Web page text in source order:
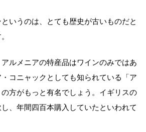
いうのは、とても歴史が古いものだと
ルメニアの特産品はワインのみではあ
コニャックとしても知られている「ア
方がもっと有名でしょう。イギリスの
、年間四百本購入していたといわれて